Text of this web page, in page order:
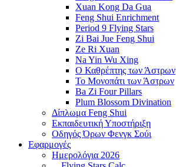
Xuan Kong Da Gua
Feng Shui Enrichment
Period 9 Flying Stars
Zi Bai Jue Feng Shui
Ze Ri Xuan
Na Yin Wu Xing
Ο Καθρέπτης των Άστρων
Το Μονοπάτι των Άστρων
Ba Zi Four Pillars
Plum Blossom Divination
Δίπλωμα Feng Shui
Εκπαιδευτική Υποστήριξη
Οδηγός Όρων Φενγκ Σούι
Εφαρμογές
Ημερολόγια 2026